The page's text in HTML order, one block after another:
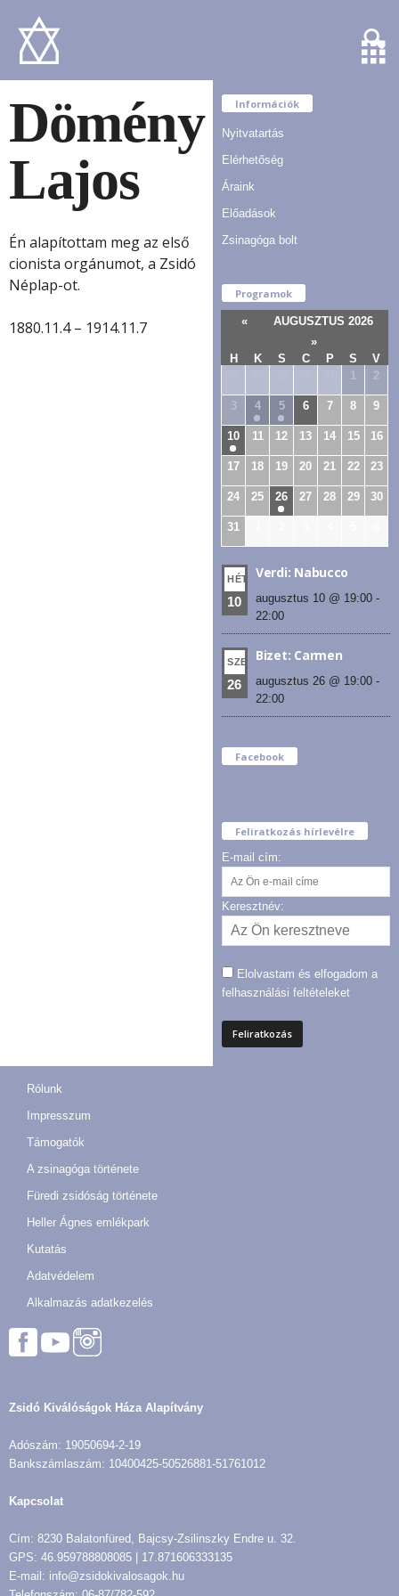
Dömény
Lajos
Én alapítottam meg az első
cionista orgánumot, a Zsidó
Néplap-ot.
1880.11.4 – 1914.11.7
Információk
Nyitvatartás
Elérhetőség
Áraink
Előadások
Zsinagóga bolt
Programok
«
AUGUSZTUS 2026
»
H
K S C P S
V
2
3 4 5 6 7 8 9
10 11 12 13 14 15 16
17 18 19 20 21 22 23
24 25 26 27 28 29 30
31
HÉT
10
Verdi: Nabucco
augusztus 10 @ 19:00 -
22:00
SZE
26
Bizet: Carmen
augusztus 26 @ 19:00 -
22:00
Facebook
Feliratkozás hírlevélre
E-mail cím:
Keresztnév:
Elolvastam és elfogadom a
felhasználási feltételeket
Rólunk
Impresszum
Támogatók
A zsinagóga története
Füredi zsidóság története
Heller Ágnes emlékpark
Kutatás
Adatvédelem
Alkalmazás adatkezelés
Zsidó Kiválóságok Háza Alapítvány
Adószám: 19050694-2-19
Bankszámlaszám: 10400425-50526881-51761012
Kapcsolat
Cím: 8230 Balatonfüred, Bajcsy-Zsilinszky Endre u. 32.
GPS: 46.959788808085 | 17.871606333135
E-mail: info@zsidokivalosagok.hu